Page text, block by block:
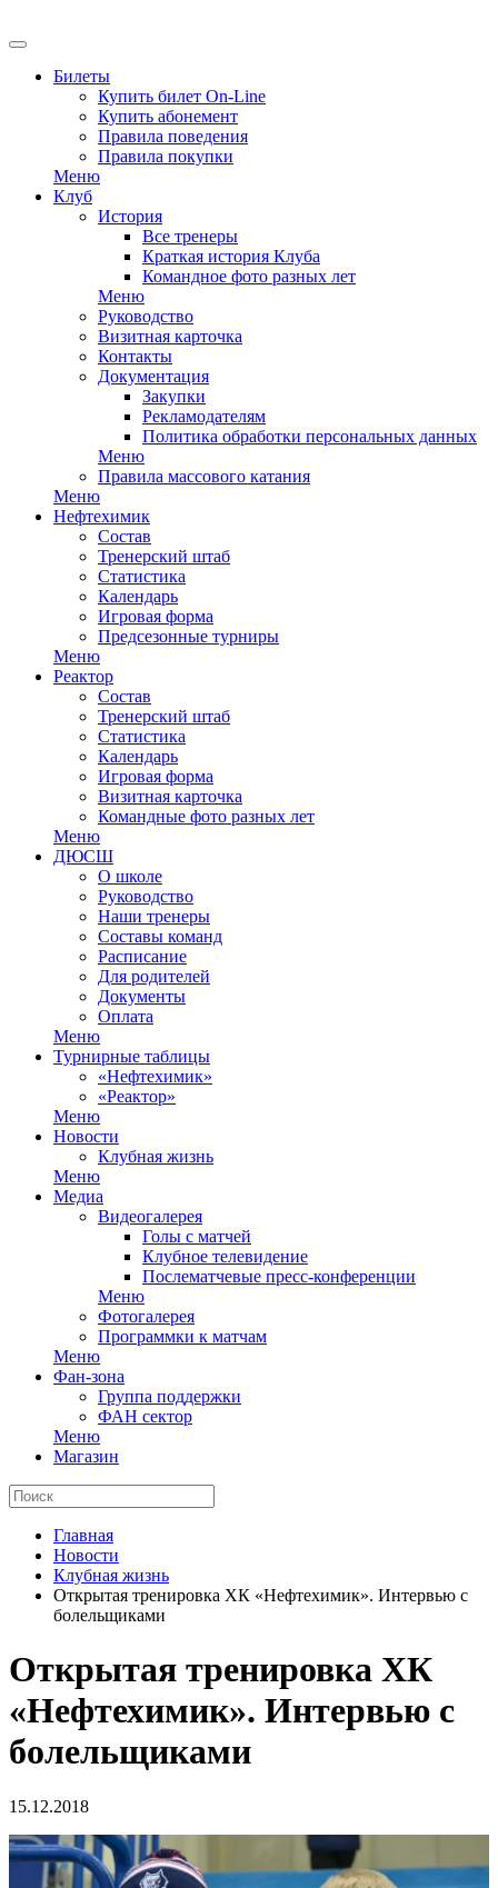
Билеты
Купить билет On-Line
Купить абонемент
Правила поведения
Правила покупки
Меню
Клуб
История
Все тренеры
Краткая история Клуба
Командное фото разных лет
Меню
Руководство
Визитная карточка
Контакты
Документация
Закупки
Рекламодателям
Политика обработки персональных данных
Меню
Правила массового катания
Меню
Нефтехимик
Состав
Тренерский штаб
Статистика
Календарь
Игровая форма
Предсезонные турниры
Меню
Реактор
Состав
Тренерский штаб
Статистика
Календарь
Игровая форма
Визитная карточка
Командные фото разных лет
Меню
ДЮСШ
О школе
Руководство
Наши тренеры
Составы команд
Расписание
Для родителей
Документы
Оплата
Меню
Турнирные таблицы
«Нефтехимик»
«Реактор»
Меню
Новости
Клубная жизнь
Меню
Медиа
Видеогалерея
Голы с матчей
Клубное телевидение
Послематчевые пресс-конференции
Меню
Фотогалерея
Программки к матчам
Меню
Фан-зона
Группа поддержки
ФАН сектор
Меню
Магазин
Главная
Новости
Клубная жизнь
Открытая тренировка ХК «Нефтехимик». Интервью с
болельщиками
Открытая тренировка ХК
«Нефтехимик». Интервью с
болельщиками
15.12.2018